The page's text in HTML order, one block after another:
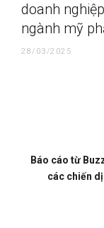
doanh
ngành mỹ
28/03/2025
Báo cáo từ
các chiến